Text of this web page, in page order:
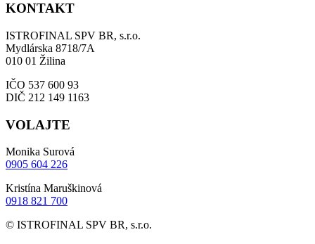
KONTAKT
ISTROFINAL SPV BR, s.r.o.
Mydlárska 8718/7A
010 01 Žilina
IČO 537 600 93
DIČ 212 149 1163
VOLAJTE
Monika Surová
0905 604 226
Kristína Maruškinová
0918 821 700
© ISTROFINAL SPV BR, s.r.o.